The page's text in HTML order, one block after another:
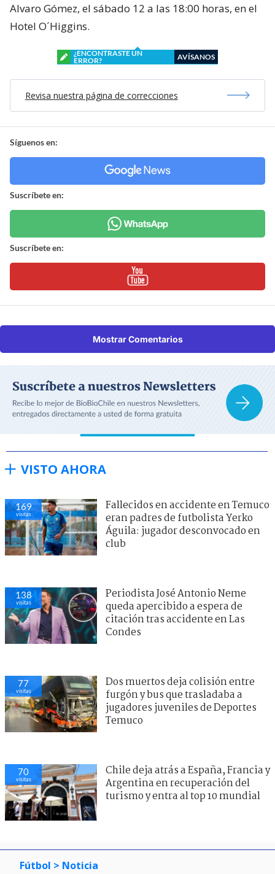
Alvaro Gómez, el sábado 12 a las 18:00 horas, en el
Hotel O´Higgins.
¿ENCONTRASTE UN
ERROR?
AVÍSANOS
Revisa nuestra página de correcciones
Síguenos en:
Suscríbete en:
Suscríbete en:
Mostrar Comentarios
VISTO AHORA
169
visitas
Fallecidos en accidente en Temuco
eran padres de futbolista Yerko
Águila: jugador desconvocado en
club
138
visitas
Periodista José Antonio Neme
queda apercibido a espera de
citación tras accidente en Las
Condes
77
visitas
Dos muertos deja colisión entre
furgón y bus que trasladaba a
jugadores juveniles de Deportes
Temuco
70
visitas
Chile deja atrás a España, Francia y
Argentina en recuperación del
turismo y entra al top 10 mundial
Fútbol > Noticia